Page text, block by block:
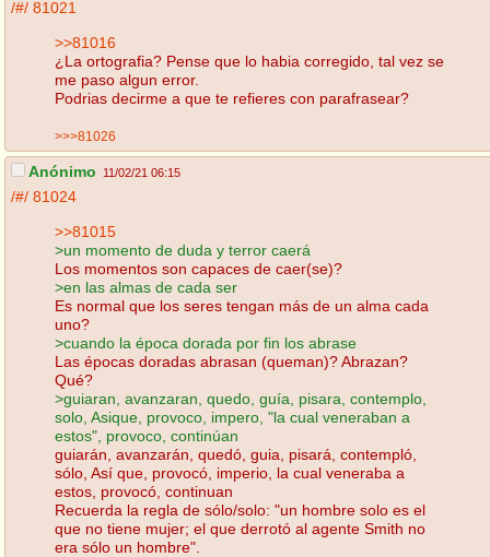
/#/ 81021
>>81016
¿La ortografia? Pense que lo habia corregido, tal vez se
me paso algun error.
Podrias decirme a que te refieres con parafrasear?
>>>81026
Anónimo 11/02/21 06:15
/#/ 81024
>>81015
>un momento de duda y terror caerá
Los momentos son capaces de caer(se)?
>en las almas de cada ser
Es normal que los seres tengan más de un alma cada
uno?
>cuando la época dorada por fin los abrase
Las épocas doradas abrasan (queman)? Abrazan?
Qué?
>guiaran, avanzaran, quedo, guía, pisara, contemplo,
solo, Asique, provoco, impero, "la cual veneraban a
estos", provoco, continúan
guiarán, avanzarán, quedó, guia, pisará, contempló,
sólo, Así que, provocó, imperio, la cual veneraba a
estos, provocó, continuan
Recuerda la regla de sólo/solo: "un hombre solo es el
que no tiene mujer; el que derrotó al agente Smith no
era sólo un hombre".